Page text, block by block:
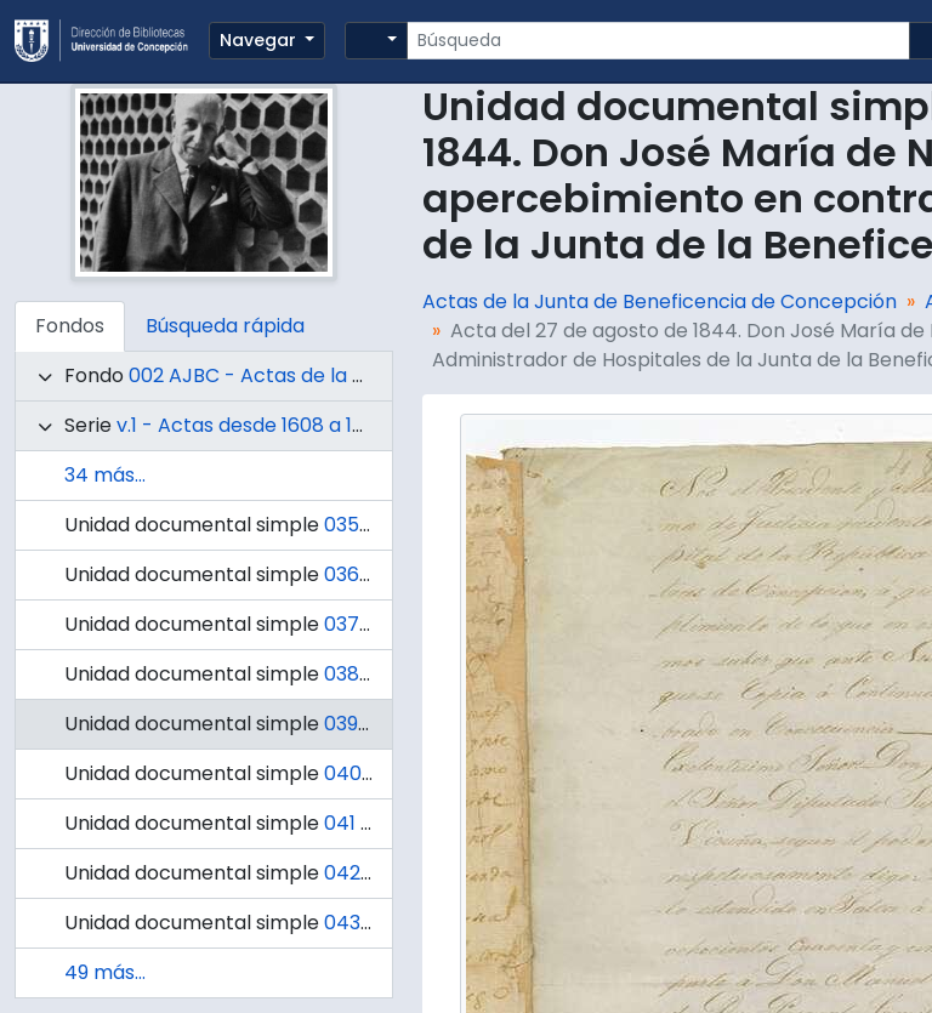
Skip to main content
Navegar
Búsqueda
Search options
Fondos
Búsqueda rápida
Fondo 002 AJBC - Actas de la Junta de Beneficencia de Concepción
Seriev.1 - Actas desde 1608 a 1812
34 más...
Unidad documental simple035 - Escrito que compila la historia de los propietarios de la Hacienda Molino del Ciego
Unidad documental simple036 - Escrito del capitán Antonio Fernández de Guíñez sobre el pleito por la propiedad llamada Molino del Ciego.
Unidad documental simple037 - Acta del 16 de abril de 1662.
Unidad documental simple038 - Acta del 11 de agosto de 1636.
Unidad documental simple039 - Acta del 27 de agosto de 1844. Don José María de Navarrete solicita orden de apercebimiento en contra del Administrador de Hospitales de la Junta de la Beneficencia de Concepción
Unidad documental simple040 - Acta del 26 de noviembre de 1716. Notificación al Capitán Antonio Pasco.
Unidad documental simple041 - Acta del 27 de junio de 1618.
Unidad documental simple042 - Acta del 20 de septiembre de 1718.
Unidad documental simple043 - Acta del 28 de septiembre de 1718
49 más...
Unidad documental
1844. Don José María
apercebimiento en
de la Junta de la
Actas de la Junta de Beneficencia de Concepción
Acta del 27 de agosto de 1844. Don José María
Administrador de Hospitales de la Junta de la